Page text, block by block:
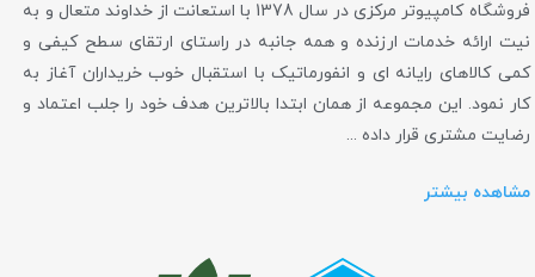
فروشگاه کامپیوتر مرکزی در سال 1378 با استعانت از خداوند متعال و به
نیت ارائه خدمات ارزنده و همه جانبه در راستای ارتقای سطح کیفی و
کمی کالاهای رایانه ای و انفورماتیک با استقبال خوب خریداران آغاز به
کار نمود. این مجموعه از همان ابتدا بالاترین هدف خود را جلب اعتماد و
رضایت مشتری قرار داده ...
مشاهده بیشتر